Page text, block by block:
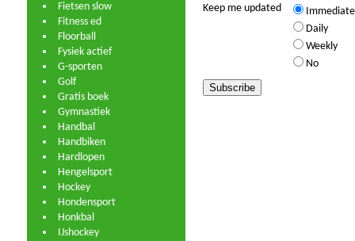
Fietsen slow
Fitness ed
Floorball
Fysiek actief
G-sporten
Golf
Gratis boek
Gymnastiek
Handbal
Handbiken
Hardlopen
Hengelsport
Hockey
Hondensport
Honkbal
IJshockey
Keep me updated
Daily
Weekly
No